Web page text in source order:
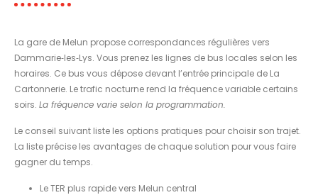
La gare de Melun propose correspondances régulières vers
Dammarie‑les‑Lys. Vous prenez les lignes de bus locales selon les
horaires. Ce bus vous dépose devant l’entrée principale de La
Cartonnerie. Le trafic nocturne rend la fréquence variable certains
soirs. La fréquence varie selon la programmation.
Le conseil suivant liste les options pratiques pour choisir son trajet.
La liste précise les avantages de chaque solution pour vous faire
gagner du temps.
Le TER plus rapide vers Melun central